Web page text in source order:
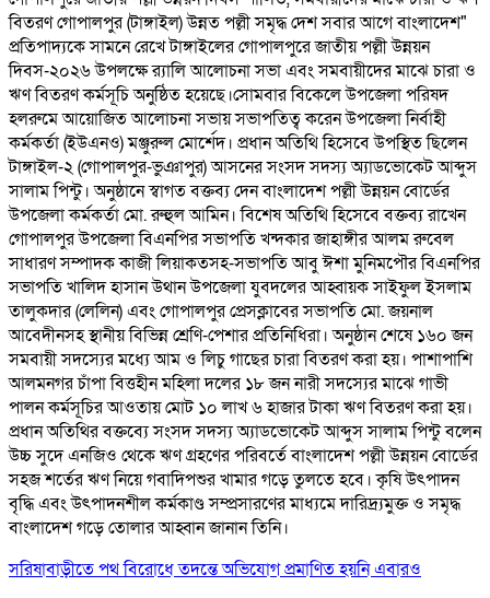
বিতরণ গোপালপুর (টাঙ্গাইল) উন্নত পল্লী সমৃদ্ধ দেশ সবার আগে বাংলাদেশ"
প্রতিপাদ্যকে সামনে রেখে টাঙ্গাইলের গোপালপুরে জাতীয় পল্লী উন্নয়ন
দিবস-২০২৬ উপলক্ষে র‍্যালি আলোচনা সভা এবং সমবায়ীদের মাঝে চারা ও
ঋণ বিতরণ কর্মসূচি অনুষ্ঠিত হয়েছে।সোমবার বিকেলে উপজেলা পরিষদ
হলরুমে আয়োজিত আলোচনা সভায় সভাপতিত্ব করেন উপজেলা নির্বাহী
কর্মকর্তা (ইউএনও) মঞ্জুরুল মোর্শেদ। প্রধান অতিথি হিসেবে উপস্থিত ছিলেন
টাঙ্গাইল-২ (গোপালপুর-ভুঞাপুর) আসনের সংসদ সদস্য অ্যাডভোকেট আব্দুস
সালাম পিন্টু। অনুষ্ঠানে স্বাগত বক্তব্য দেন বাংলাদেশ পল্লী উন্নয়ন বোর্ডের
উপজেলা কর্মকর্তা মো. রুহুল আমিন। বিশেষ অতিথি হিসেবে বক্তব্য রাখেন
গোপালপুর উপজেলা বিএনপির সভাপতি খন্দকার জাহাঙ্গীর আলম রুবেল
সাধারণ সম্পাদক কাজী লিয়াকতসহ-সভাপতি আবু ঈশা মুনিমপৌর বিএনপির
সভাপতি খালিদ হাসান উথান উপজেলা যুবদলের আহ্বায়ক সাইফুল ইসলাম
তালুকদার (লেলিন) এবং গোপালপুর প্রেসক্লাবের সভাপতি মো. জয়নাল
আবেদীনসহ স্থানীয় বিভিন্ন শ্রেণি-পেশার প্রতিনিধিরা। অনুষ্ঠান শেষে ১৬০ জন
সমবায়ী সদস্যের মধ্যে আম ও লিচু গাছের চারা বিতরণ করা হয়। পাশাপাশি
আলমনগর চাঁপা বিত্তহীন মহিলা দলের ১৮ জন নারী সদস্যের মাঝে গাভী
পালন কর্মসূচির আওতায় মোট ১০ লাখ ৬ হাজার টাকা ঋণ বিতরণ করা হয়।
প্রধান অতিথির বক্তব্যে সংসদ সদস্য অ্যাডভোকেট আব্দুস সালাম পিন্টু বলেন
উচ্চ সুদে এনজিও থেকে ঋণ গ্রহণের পরিবর্তে বাংলাদেশ পল্লী উন্নয়ন বোর্ডের
সহজ শর্তের ঋণ নিয়ে গবাদিপশুর খামার গড়ে তুলতে হবে। কৃষি উৎপাদন
বৃদ্ধি এবং উৎপাদনশীল কর্মকাণ্ড সম্প্রসারণের মাধ্যমে দারিদ্র্যমুক্ত ও সমৃদ্ধ
বাংলাদেশ গড়ে তোলার আহ্বান জানান তিনি।
সরিষাবাড়ীতে পথ বিরোধে তদন্তে অভিযোগ প্রমাণিত হয়নি এবারও